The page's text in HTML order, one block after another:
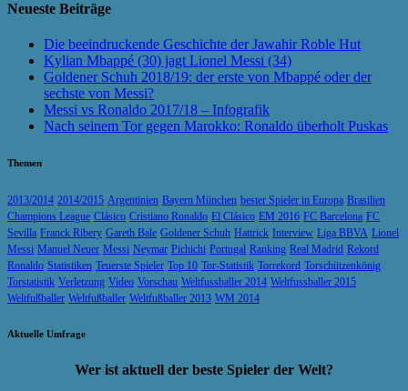
Neueste Beiträge
Die beeindruckende Geschichte der Jawahir Roble Hut
Kylian Mbappé (30) jagt Lionel Messi (34)
Goldener Schuh 2018/19: der erste von Mbappé oder der
sechste von Messi?
Messi vs Ronaldo 2017/18 – Infografik
Nach seinem Tor gegen Marokko: Ronaldo überholt Puskas
Themen
2013/2014 2014/2015 Argentinien Bayern München bester Spieler in Europa Brasilien
Champions League Clásico Cristiano Ronaldo El Clásico EM 2016 FC Barcelona FC
Sevilla Franck Ribery Gareth Bale Goldener Schuh Hattrick Interview Liga BBVA Lionel
Messi Manuel Neuer Messi Neymar Pichichi Portugal Ranking Real Madrid Rekord
Ronaldo Statistiken Teuerste Spieler Top 10 Tor-Statistik Torrekord Torschützenkönig
Torstatistik Verletzung Video Vorschau Weltfussballer 2014 Weltfussballer 2015
Weltfußballer Weltfußballer Weltfußballer 2013 WM 2014
Aktuelle Umfrage
Wer ist aktuell der beste Spieler der Welt?